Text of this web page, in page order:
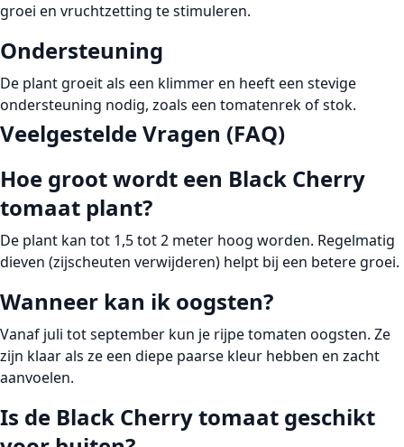
groei en vruchtzetting te stimuleren.
Ondersteuning
De plant groeit als een klimmer en heeft een stevige
ondersteuning nodig, zoals een tomatenrek of stok.
Veelgestelde Vragen (FAQ)
Hoe groot wordt een Black Cherry
tomaat plant?
De plant kan tot 1,5 tot 2 meter hoog worden. Regelmatig
dieven (zijscheuten verwijderen) helpt bij een betere groei.
Wanneer kan ik oogsten?
Vanaf juli tot september kun je rijpe tomaten oogsten. Ze
zijn klaar als ze een diepe paarse kleur hebben en zacht
aanvoelen.
Is de Black Cherry tomaat geschikt